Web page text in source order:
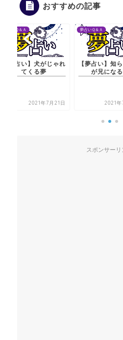
おすすめの記事
夢占いＱ＆Ａ
【夢占い】知らない人
が兄になる夢
2021年7月20日
夢占いＱ＆Ａ
【夢占い】過
を見る
2021
スポンサーリ